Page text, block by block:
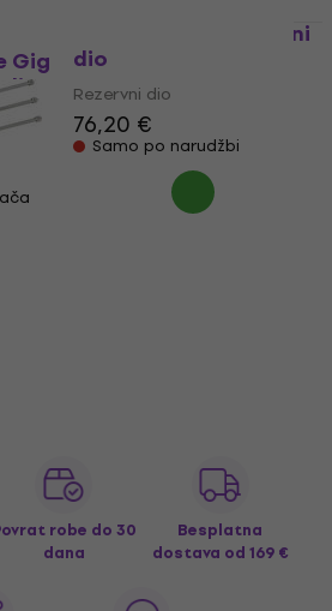
Gig
Pearl CCA-5H Rezervni
dio
Rezervni dio
76,20 €
Samo po narudžbi
robe do 30
dana
Besplatna
dostava od 169 €